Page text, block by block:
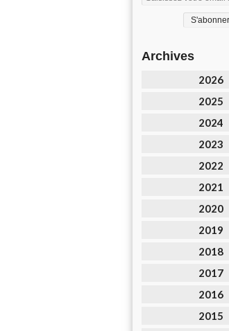
Archives
2026
2025
2024
2023
2022
2021
2020
2019
2018
2017
2016
2015